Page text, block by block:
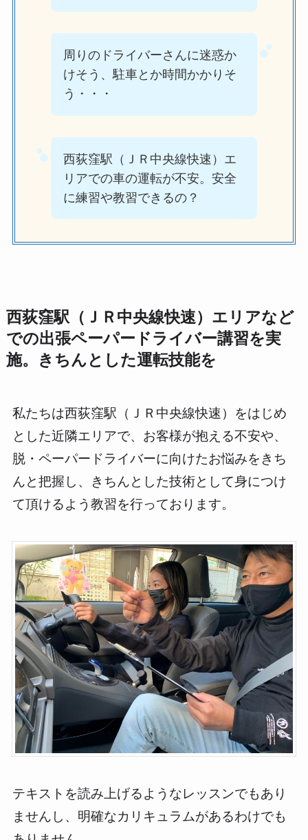
周りのドライバーさんに迷惑か
けそう、駐車とか時間かかりそ
う・・・
西荻窪駅（ＪＲ中央線快速）エ
リアでの車の運転が不安。安全
に練習や教習できるの？
西荻窪駅（ＪＲ中央線快速）エリアなど
での出張ペーパードライバー講習を実
施。きちんとした運転技能を
私たちは西荻窪駅（ＪＲ中央線快速）をはじめ
とした近隣エリアで、お客様が抱える不安や、
脱・ペーパードライバーに向けたお悩みをきち
んと把握し、きちんとした技術として身につけ
て頂けるよう教習を行っております。
テキストを読み上げるようなレッスンでもあり
ませんし、明確なカリキュラムがあるわけでも